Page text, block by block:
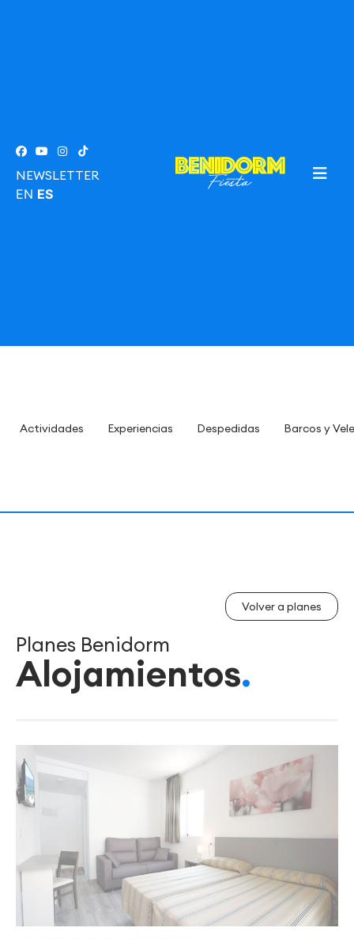
NEWSLETTER
EN ES
Actividades Experiencias Despedidas Barcos y
Planes Benidorm
Alojamientos
Volver a planes